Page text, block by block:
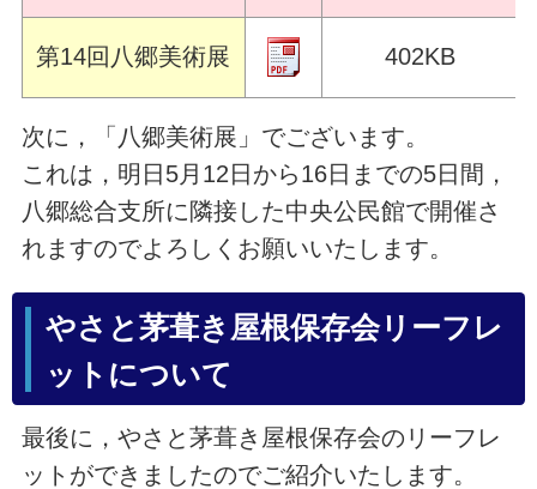
第14回八郷美術展 402KB
次に，「八郷美術展」でございます。
これは，明日5月12日から16日までの5日間，
八郷総合支所に隣接した中央公民館で開催さ
れますのでよろしくお願いいたします。
やさと茅葺き屋根保存会リーフレ
ットについて
最後に，やさと茅葺き屋根保存会のリーフレ
ットができましたのでご紹介いたします。